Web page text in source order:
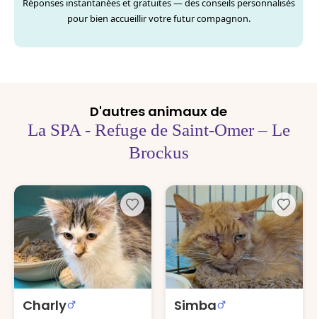
Réponses instantanées et gratuites — des conseils personnalisés
pour bien accueillir votre futur compagnon.
D'autres animaux de
La SPA - Refuge de Saint-Omer – Le
Brockus
Charly Simba